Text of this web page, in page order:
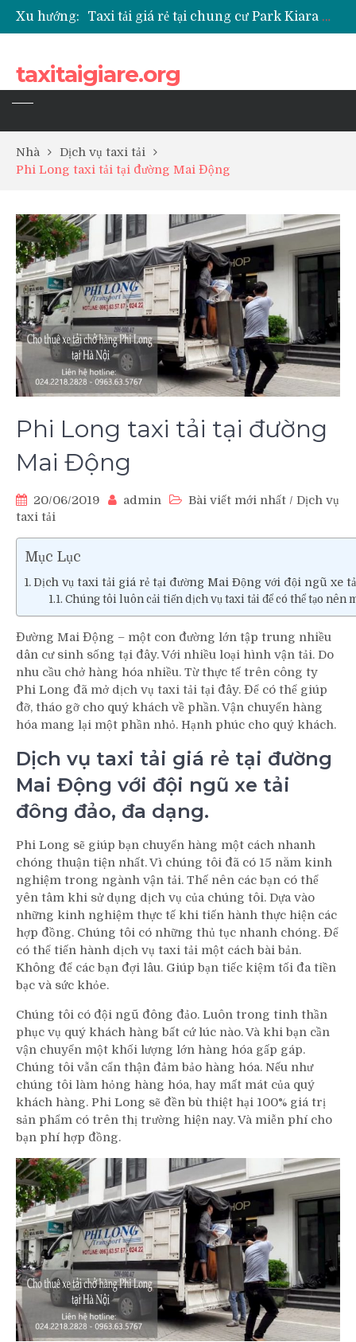
Xu hướng:
Taxi tải giá rẻ tại chung cư Park Kiara Hà Đông
Taxi tải giá rẻ tại chung cư Grande Park Phú Lãm
taxitaigiare.org
Nhà
Dịch vụ taxi tải
Phi Long taxi tải tại đường Mai Động
Phi Long taxi tải tại đường
Mai Động
20/06/2019 admin Bài viết mới nhất / Dịch vụ
taxi tải
Mục Lục
Dịch vụ taxi tải giá rẻ tại đường Mai Động với đội ngũ xe
Chúng tôi luôn cải tiến dịch vụ taxi tải để có thể tạo nên
Đường Mai Động – một con đường lớn tập trung nhiều
dân cư sinh sống tại đây. Với nhiều loại hình vận tải. Do
nhu cầu chở hàng hóa nhiều. Từ thực tế trên công ty
Phi Long đã mở dịch vụ taxi tải tại đây. Để có thể giúp
đỡ, tháo gỡ cho quý khách về phần. Vận chuyển hàng
hóa mang lại một phần nhỏ. Hạnh phúc cho quý khách.
Dịch vụ taxi tải giá rẻ tại đường
Mai Động với đội ngũ xe tải
đông đảo, đa dạng.
Phi Long sẽ giúp bạn chuyển hàng một cách nhanh
chóng thuận tiện nhất. Vì chúng tôi đã có 15 năm kinh
nghiệm trong ngành vận tải. Thế nên các bạn có thể
yên tâm khi sử dụng dịch vụ của chúng tôi. Dựa vào
những kinh nghiệm thực tế khi tiến hành thực hiện các
hợp đồng. Chúng tôi có những thủ tục nhanh chóng. Để
có thể tiến hành dịch vụ taxi tải một cách bài bản.
Không để các bạn đợi lâu. Giúp bạn tiếc kiệm tối đa tiền
bạc và sức khỏe.
Chúng tôi có đội ngũ đông đảo. Luôn trong tinh thần
phục vụ quý khách hàng bất cứ lúc nào. Và khi bạn cần
vận chuyển một khối lượng lớn hàng hóa gấp gáp.
Chúng tôi vẫn cẩn thận đảm bảo hàng hóa. Nếu như
chúng tôi làm hỏng hàng hóa, hay mất mát của quý
khách hàng. Phi Long sẽ đền bù thiệt hại 100% giá trị
sản phẩm có trên thị trường hiện nay. Và miễn phí cho
bạn phí hợp đồng.